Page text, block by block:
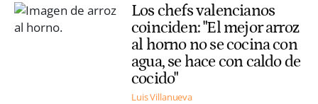
Los chefs valencianos
coinciden: "El mejor arroz
al horno no se cocina con
agua, se hace con caldo de
cocido"
Luis Villanueva